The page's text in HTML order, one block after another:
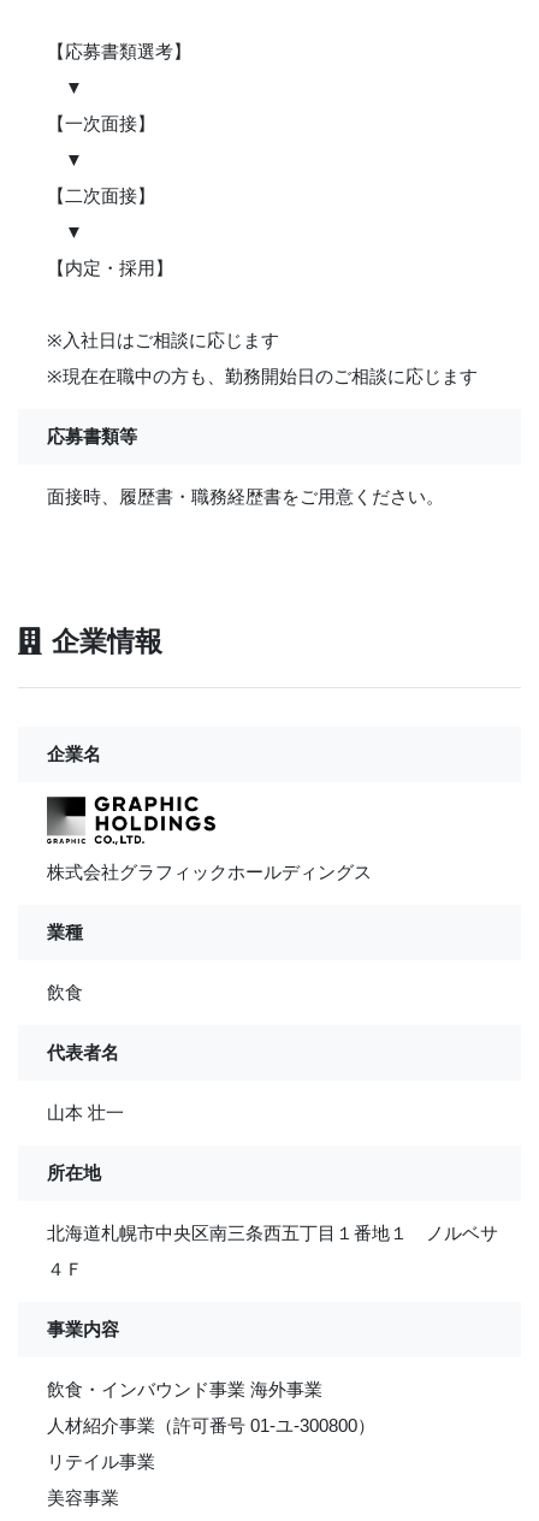
【応募書類選考】
▼
【一次面接】
▼
【二次面接】
▼
【内定・採用】
※入社日はご相談に応じます
※現在在職中の方も、勤務開始日のご相談に応じます
応募書類等
面接時、履歴書・職務経歴書をご用意ください。
企業情報
企業名
株式会社グラフィックホールディングス
業種
飲食
代表者名
山本 壮一
所在地
北海道札幌市中央区南三条西五丁目１番地１ ノルベサ
４Ｆ
事業内容
飲食・インバウンド事業 海外事業
人材紹介事業（許可番号 01-ユ-300800）
リテイル事業
美容事業